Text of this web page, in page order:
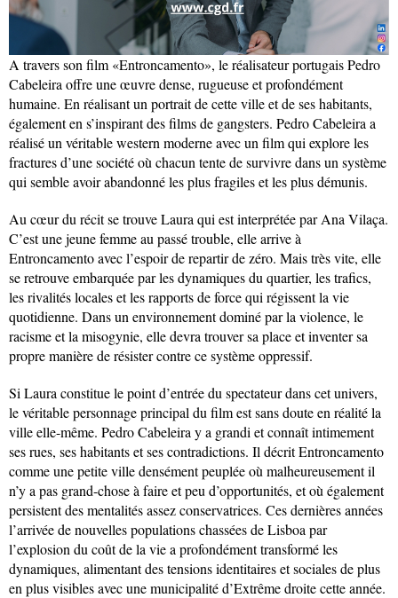
A travers son film «Entroncamento», le réalisateur portugais Pedro
Cabeleira offre une œuvre dense, rugueuse et profondément
humaine. En réalisant un portrait de cette ville et de ses habitants,
également en s’inspirant des films de gangsters. Pedro Cabeleira a
réalisé un véritable western moderne avec un film qui explore les
fractures d’une société où chacun tente de survivre dans un système
qui semble avoir abandonné les plus fragiles et les plus démunis.
Au cœur du récit se trouve Laura qui est interprétée par Ana Vilaça.
C’est une jeune femme au passé trouble, elle arrive à
Entroncamento avec l’espoir de repartir de zéro. Mais très vite, elle
se retrouve embarquée par les dynamiques du quartier, les trafics,
les rivalités locales et les rapports de force qui régissent la vie
quotidienne. Dans un environnement dominé par la violence, le
racisme et la misogynie, elle devra trouver sa place et inventer sa
propre manière de résister contre ce système oppressif.
Si Laura constitue le point d’entrée du spectateur dans cet univers,
le véritable personnage principal du film est sans doute en réalité la
ville elle-même. Pedro Cabeleira y a grandi et connaît intimement
ses rues, ses habitants et ses contradictions. Il décrit Entroncamento
comme une petite ville densément peuplée où malheureusement il
n’y a pas grand-chose à faire et peu d’opportunités, et où également
persistent des mentalités assez conservatrices. Ces dernières années
l’arrivée de nouvelles populations chassées de Lisboa par
l’explosion du coût de la vie a profondément transformé les
dynamiques, alimentant des tensions identitaires et sociales de plus
en plus visibles avec une municipalité d’Extrême droite cette année.